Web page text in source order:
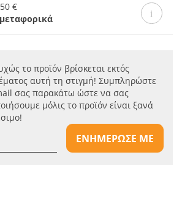
€
το προϊόν βρίσκεται εκτός
αυτή τη στιγμή! Συμπληρώστε
σας παρακάτω ώστε να σας
μόλις το προϊόν είναι ξανά
ΕΝΗΜΕΡΩΣΕ ΜΕ